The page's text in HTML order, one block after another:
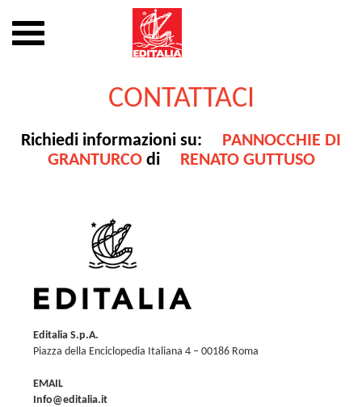
Mostra
o
CONTATTACI
Richiedi informazioni su:
PANNOCCHIE DI
GRANTURCOdi RENATO GUTTUSO
Editalia S.p.A.
Piazza della Enciclopedia Italiana 4 – 00186 Roma
EMAIL
Info@editalia.it